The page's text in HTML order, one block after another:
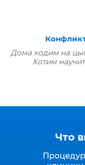
Дома ходим на
Хотим
Что